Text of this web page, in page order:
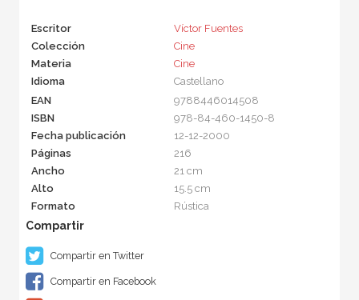
Escritor
Víctor Fuentes
Colección
Cine
Materia
Cine
Idioma
Castellano
EAN
9788446014508
ISBN
978-84-460-1450-8
Fecha publicación
12-12-2000
Páginas
216
Ancho
21 cm
Alto
15.5 cm
Formato
Rústica
Compartir en Twitter
Compartir en Facebook